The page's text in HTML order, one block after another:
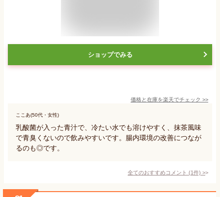
ショップでみる
価格と在庫を楽天でチェック >>
ここあ(50代・女性)
乳酸菌が入った青汁で、冷たい水でも溶けやすく、抹茶風味
で青臭くないので飲みやすいです。腸内環境の改善につなが
るのも◎です。
全てのおすすめコメント (1件) >